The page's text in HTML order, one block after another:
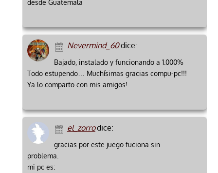
desde Guatemala
Nevermind_60dice:
Bajado, instalado y funcionando a 1.000%
Todo estupendo… Muchísimas gracias compu-pc!!!
Ya lo comparto con mis amigos!
el_zorrodice:
gracias por este juego fuciona sin
problema.
mi pc es: